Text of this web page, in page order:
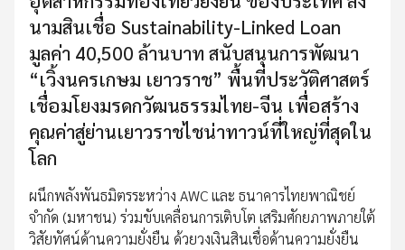
นามสินเชื่อ Sustainability-Linked Loan
มูลค่า 40,500 ล้านบาท สนับสนุนการพัฒนา
“เวิ้งนครเกษม เยาวราช” พื้นที่ประวัติศาสตร์
เชื่อมโยงมรดกวัฒนธรรมไทย-จีน เพื่อสร้าง
คุณค่าสู่ย่านเยาวราชไชน่าทาวน์ที่ใหญ่ที่สุดใน
โลก
ผนึกพลังพันธมิตรระหว่าง AWC และ ธนาคารไทยพาณิชย์
จำกัด (มหาชน) ร่วมขับเคลื่อนการเติบโต เสริมศักยภาพภายใต้
วิสัยทัศน์ด้านความยั่งยืน ด้วยวงเงินสินเชื่อด้านความยั่งยืน